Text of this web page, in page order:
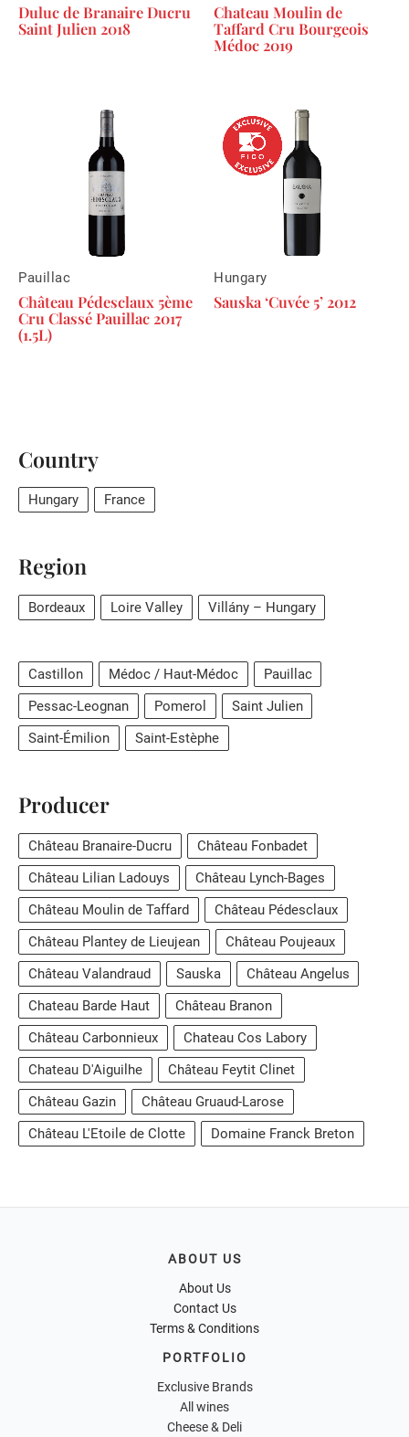
Country
Hungary France
Region
Bordeaux Loire Valley Villány – Hungary
Castillon Médoc / Haut-Médoc
Pauillac
Pessac-Leognan
Pomerol
Saint Julien
Saint-Émilion
Saint-Estèphe
Producer
Château Branaire-Ducru
Château Fonbadet
Château Lilian Ladouys
Château Lynch-Bages
Château Moulin de Taffard
Château Pédesclaux
Château Plantey de Lieujean
Château Poujeaux
Château Valandraud
Sauska
Château Angelus
Chateau Barde Haut
Château Branon
Château Carbonnieux
Chateau Cos Labory
Chateau D'Aiguilhe
Château Feytit Clinet
Château Gazin
Château Gruaud-Larose
Château L'Etoile de Clotte
Domaine Franck Breton
Duluc de Branaire Ducru
Saint Julien 2018
Chateau Moulin de
Taffard Cru Bourgeois
Médoc 2019
Pauillac
Château Pédesclaux 5ème
Cru Classé Pauillac 2017
(1.5L)
Hungary
Sauska ‘Cuvée 5’ 2012
ABOUT US
About Us
Contact Us
Terms & Conditions
PORTFOLIO
Exclusive Brands
All wines
Cheese & Deli